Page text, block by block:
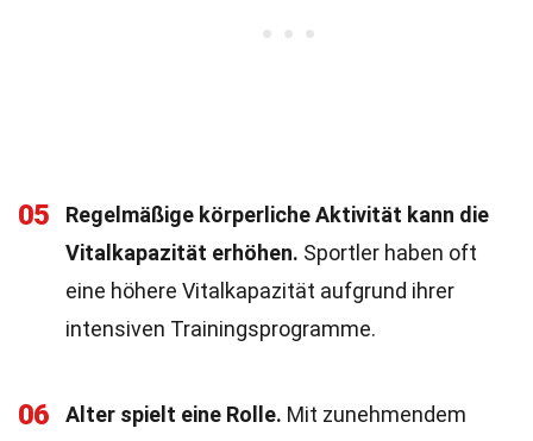
05
Regelmäßige körperliche Aktivität kann die
Vitalkapazität erhöhen. Sportler haben oft
eine höhere Vitalkapazität aufgrund ihrer
intensiven Trainingsprogramme.
06 Alter spielt eine Rolle. Mit zunehmendem